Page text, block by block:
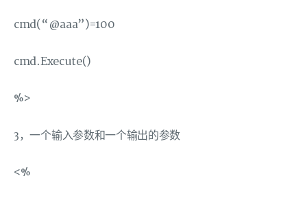
cmd(“@aaa”)=100
cmd.Execute()
%>
3，一个输入参数和一个输出的参数
<%